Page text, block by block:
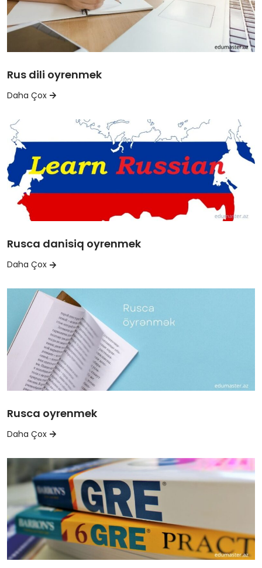
Rus dili oyrenmek
Daha Çox
Rusca danisiq oyrenmek
Daha Çox
Rusca oyrenmek
Daha Çox